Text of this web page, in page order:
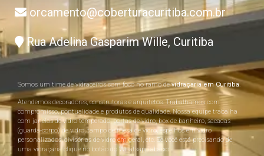
orcamento@coberturacuritiba.com.br
Rua Adelina Gasparim Wille, Curitiba
Somos um time de vidraceiros com foco no ramo devidraçaria em Curitiba.
Atendemos decoradores, construtoras e arquitetos. Trabalhamos com
compromisso, pontualidade e produtos de qualidade. Nossa equipe trabalha
com janelas de vidro temperado, portas de vidro, box de banheiro, sacadas
(guarda-corpo) de vidro, tampo de mesa de vidro, espelhos em vidro
personalizados, divisórias de vidro em geral, etc. Se você está precisando de
uma vidraçaria clique no botão do Whatsapp abaixo.